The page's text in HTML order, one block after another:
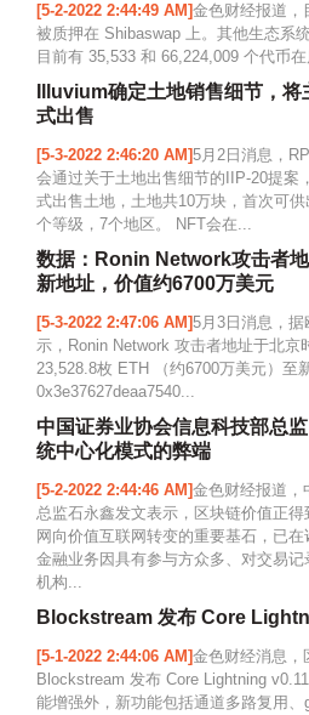
[5-2-2022 2:44:49 AM]金色财经报道，
被质押在 Shibaswap 上。其他生态系
目前有 35,533 和 66,224,009 个代币
Illuvium确定土地销售细节，
式出售
[5-3-2022 2:46:20 AM]5月2日消息，
会通过关于土地出售细节的IIP-20提案
式出售土地，土地共10万块，首次可
个等级，7个地区。 NFT会在...
数据：Ronin Network攻击者
新地址，价值约6700万美元
[5-3-2022 2:47:06 AM]5月3日消息，
示，Ronin Network 攻击者地址于北京
23,528.8枚 ETH （约6700万美元）至
0x3e37627deaa7540...
中国证券业协会信息科技部总
统中心化模式的弊端
[5-2-2022 2:44:46 AM]金色财经报道，
总监石永鑫发文表示，区块链价值正
网向价值互联网转变的重要基石，已
金融业务因具有参与方众多、对交易记
机构...
Blockstream 发布 Core
[5-1-2022 2:44:06 AM]金色财经消息，
Blockstream 发布 Core Lightning
能增强外，新功能包括通道多路复用